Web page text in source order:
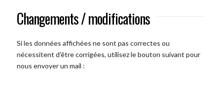
Changements / modifications
Si les données affichées ne sont pas correctes ou
nécessitent d'être corrigées, utilisez le bouton suivant pour
nous envoyer un mail :